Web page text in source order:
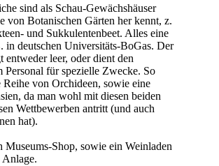
sind als Schau-Gewächshäuser
von Botanischen Gärten her kennt, z.
und Sukkulentenbeet. Alles eine
in deutschen Universitäts-BoGas. Der
entweder leer, oder dient den
Personal für spezielle Zwecke. So
von Orchideen, sowie eine
da man wohl mit diesen beiden
Wettbewerben antritt (und auch
hat).
Museums-Shop, sowie ein Weinladen